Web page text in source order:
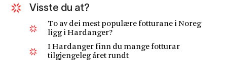
Visste du at?
To av dei mest populære fotturane i Noreg
ligg i Hardanger?
I Hardanger finn du mange fotturar
tilgjengeleg året rundt